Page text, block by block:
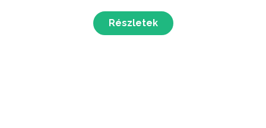
egész család élvezheti a száguldás élményét.
Részletek